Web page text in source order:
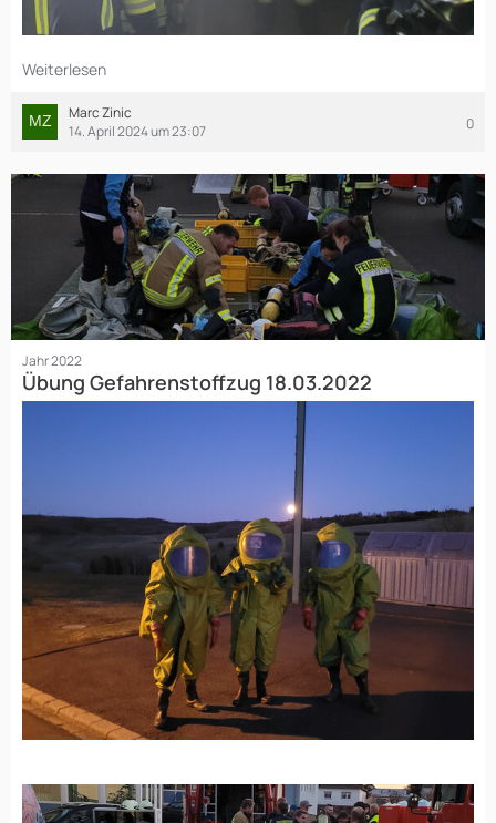
Weiterlesen
Marc Zinic
14. April 2024 um 23:07
0
Jahr 2022
Übung Gefahrenstoffzug 18.03.2022